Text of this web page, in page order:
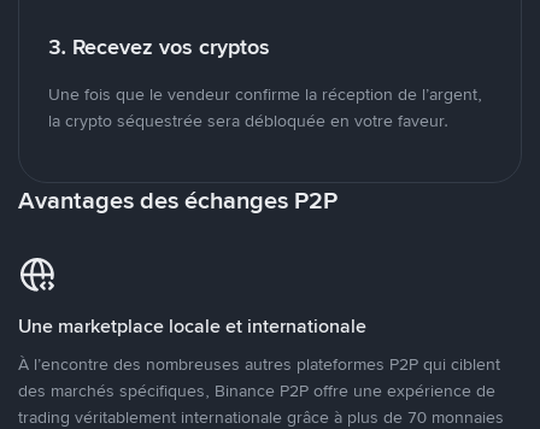
3. Recevez vos cryptos
Une fois que le vendeur confirme la réception de l’argent,
la crypto séquestrée sera débloquée en votre faveur.
Avantages des échanges P2P
Une marketplace locale et internationale
À l’encontre des nombreuses autres plateformes P2P qui ciblent
des marchés spécifiques, Binance P2P offre une expérience de
trading véritablement internationale grâce à plus de 70 monnaies